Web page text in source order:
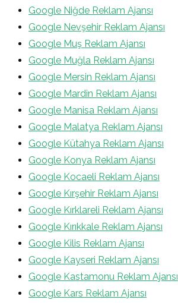
Google Niğde Reklam Ajansı
Google Nevşehir Reklam Ajansı
Google Muş Reklam Ajansı
Google Muğla Reklam Ajansı
Google Mersin Reklam Ajansı
Google Mardin Reklam Ajansı
Google Manisa Reklam Ajansı
Google Malatya Reklam Ajansı
Google Kütahya Reklam Ajansı
Google Konya Reklam Ajansı
Google Kocaeli Reklam Ajansı
Google Kırşehir Reklam Ajansı
Google Kırklareli Reklam Ajansı
Google Kırıkkale Reklam Ajansı
Google Kilis Reklam Ajansı
Google Kayseri Reklam Ajansı
Google Kastamonu Reklam Ajansı
Google Kars Reklam Ajansı